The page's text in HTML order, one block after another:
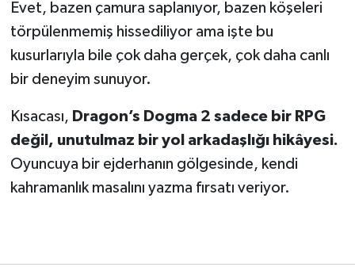
Evet, bazen çamura saplanıyor, bazen köşeleri
törpülenmemiş hissediliyor ama işte bu
kusurlarıyla bile çok daha gerçek, çok daha canlı
bir deneyim sunuyor.
Kısacası, Dragon’s Dogma 2 sadece bir RPG
değil, unutulmaz bir yol arkadaşlığı hikâyesi.
Oyuncuya bir ejderhanın gölgesinde, kendi
kahramanlık masalını yazma fırsatı veriyor.